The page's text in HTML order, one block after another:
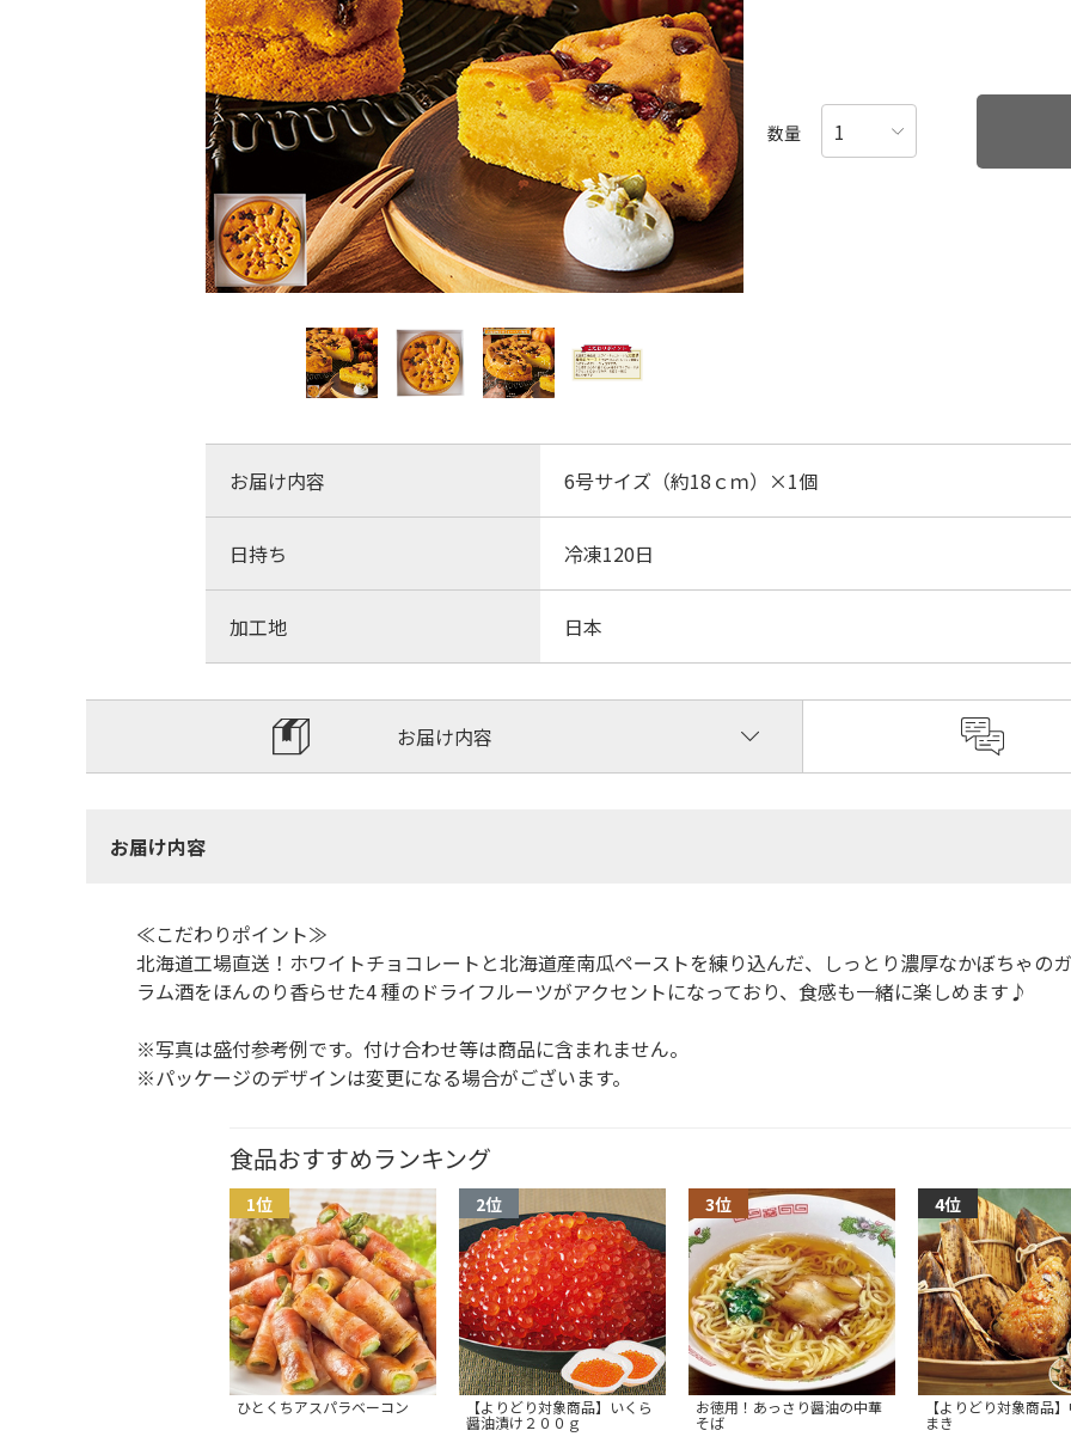
数量
お届け内容 6号サイズ（約18ｃｍ）×1個
日持ち 冷凍120日
加工地 日本
お届け内容
お届け内容
≪こだわりポイント≫
北海道工場直送！ホワイトチョコレートと北海道産南瓜ペーストを練り込んだ、しっとり濃厚なかぼちゃのガ
ラム酒をほんのり香らせた4 種のドライフルーツがアクセントになっており、食感も一緒に楽しめます♪
※写真は盛付参考例です。付け合わせ等は商品に含まれません。
※パッケージのデザインは変更になる場合がございます。
食品おすすめランキング
ひとくちアスパラベーコン 【よりどり対象商品】いくら
醤油漬け２００ｇ
お徳用！あっさり醤油の中華
そば
【よりどり対象商品
まき